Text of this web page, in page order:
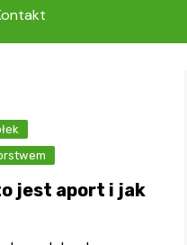
jest aport i jak